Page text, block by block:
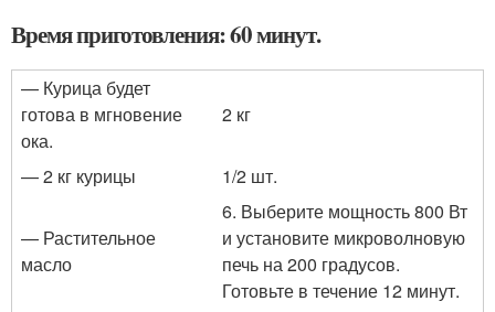
Время приготовления: 60 минут.
— Курица будет
готова в мгновение
ока.
2 кг
— 2 кг курицы 1/2 шт.
— Растительное
масло
6. Выберите мощность 800 Вт
и установите микроволновую
печь на 200 градусов.
Готовьте в течение 12 минут.